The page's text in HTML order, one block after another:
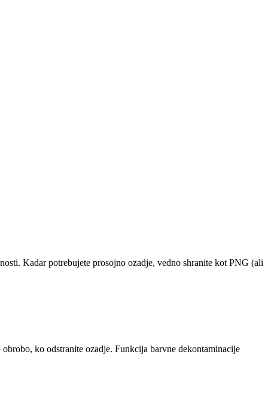
Kadar potrebujete prosojno ozadje, vedno shranite kot PNG (ali
ko odstranite ozadje. Funkcija barvne dekontaminacije